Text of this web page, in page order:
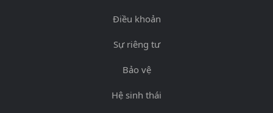
Điều khoản
Sự riêng tư
Bảo vệ
Hệ sinh thái